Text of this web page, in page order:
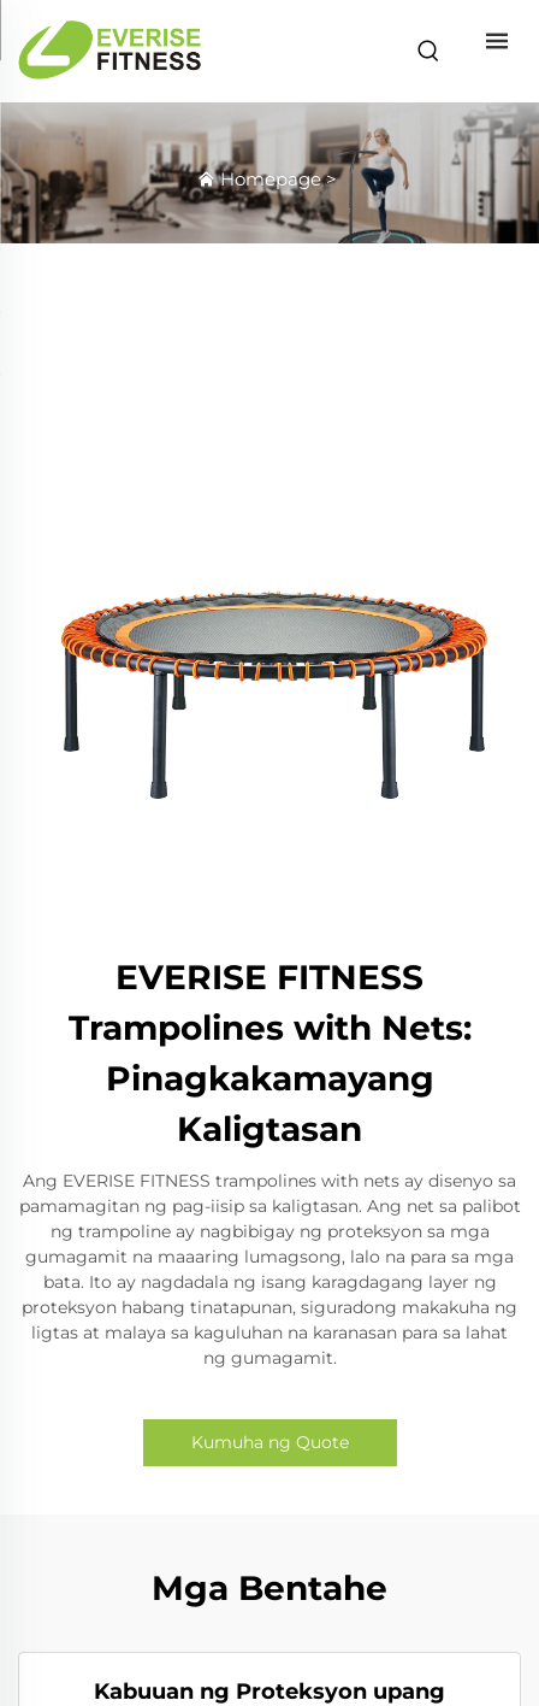
Homepage>
EVERISE FITNESS
Trampolines with Nets:
Pinagkakamayang
Kaligtasan
Ang EVERISE FITNESS trampolines with nets ay disenyo sa
pamamagitan ng pag-iisip sa kaligtasan. Ang net sa palibot
ng trampoline ay nagbibigay ng proteksyon sa mga
gumagamit na maaaring lumagsong, lalo na para sa mga
bata. Ito ay nagdadala ng isang karagdagang layer ng
proteksyon habang tinatapunan, siguradong makakuha ng
ligtas at malaya sa kaguluhan na karanasan para sa lahat
ng gumagamit.
Kumuha ng Quote
Mga Bentahe
Kabuuan ng Proteksyon upang